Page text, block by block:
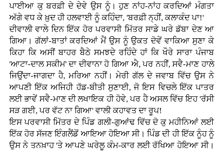
ਪਾਈਆ ਕੁ ਬਰਫ਼ੀ ਦੇ ਦੇਵੇ ਉਸ ਨੂੰ। ਹੁਣ ਨਾਂਹ-ਨਾਂਹ ਕਰਦਿਆਂ ਮੰਗਤਾ
ਅੱਗੇ ਵਧ ਕੇ ਖ਼ੁਦ ਹੀ ਹਲਵਾਈ ਨੂੰ ਕਹਿੰਦਾ, 'ਬਰਫ਼ੀ ਨ੍ਹੀਂ, ਕਲਾਕੰਦ ਪਾ!'
ਦੀਵਾਲੀ ਵਾਲੇ ਦਿਨ ਇੱਕ ਹੋਰ ਪਰਵਾਸੀ ਮਿੱਤਰ ਸਾਡੇ ਘਰੇ ਡੱਬਾ ਦੇਣ ਆ
ਗਿਆ। ਗੱਲਾਂ-ਬਾਤਾਂ ਕਰਦਿਆਂ ਮੈਂ ਉਸ ਨੂੰ ਉਕਤ ਦੋਵੇਂ ਵਾਕਿਆ ਸੁਣਾ ਕੇ
ਕਿਹਾ ਕਿ ਅਸੀਂ ਬਾਹਰ ਬੈਠੇ ਸਮਝਦੇ ਰਹਿੰਦੇ ਹਾਂ ਕਿ ਖੌਰੇ ਸਾਰਾ ਪੰਜਾਬ
'ਆਟਾ-ਦਾਲ ਸਕੀਮ' ਦਾ ਦੀਵਾਨਾ ਹੋ ਗਿਆ ਐ, ਪਰ ਨਹੀਂ, ਸਵੈ-ਮਾਣ ਹਾਲੇ
ਜਿਉਂਦਾ-ਜਾਗਦਾ ਹੈ, ਮਰਿਆ ਨਹੀਂ। ਮੇਰੀ ਗੱਲ ਦੇ ਜਵਾਬ ਵਿੱਚ ਉਸ ਨੇ
ਆਪਣੀ ਇੱਕ ਅਜਿਹੀ ਹੱਡ-ਬੀਤੀ ਸੁਣਾਈ, ਜੋ ਇਸ ਵਿਚਲੇ ਇੱਕ ਪਾਤਰ
ਲਈ ਭਾਵੇਂ ਸਵੈ-ਮਾਣ ਦੀ ਲਖਾਇਕ ਹੀ ਹੋਵੇ, ਪਰ ਹੈ ਅਸਲ ਵਿੱਚ ਇਹ 'ਰੱਸੀ
ਸੜ ਗਈ, ਪਰ ਵੱਟ ਨਾ ਗਿਆ' ਵਾਲੀ ਕਹਾਵਤ ਦਾ ਰੂਪ!
ਇਸ ਪਰਵਾਸੀ ਮਿੱਤਰ ਦੇ ਪਿੰਡ ਗਲੀ-ਗੁਆਂਢ ਵਿੱਚ ਦੋ ਕੁ ਮਹੀਨਿਆਂ ਲਈ
ਇੱਕ ਹੋਰ ਸੱਜਣ ਇੰਗਲੈਂਡੋਂ ਆਇਆ ਹੋਇਆ ਸੀ। ਪਿੰਡ ਦੀ ਹੀ ਇੱਕ ਨੂੰਹ ਨੂੰ
ਉਸ ਨੇ ਤਨਖ਼ਾਹ 'ਤੇ ਆਪਣੇ ਘਰੇਲੂ ਕੰਮ-ਕਾਰ ਲਈ ਰੱਖਿਆ ਹੋਇਆ ਸੀ।